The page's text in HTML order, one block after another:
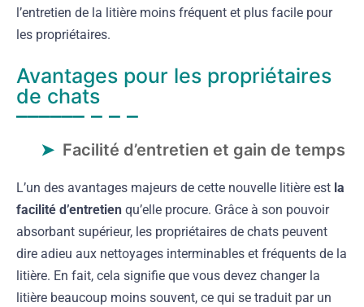
l’entretien de la litière moins fréquent et plus facile pour
les propriétaires.
Avantages pour les propriétaires
de chats
Facilité d’entretien et gain de temps
L’un des avantages majeurs de cette nouvelle litière est la
facilité d’entretien qu’elle procure. Grâce à son pouvoir
absorbant supérieur, les propriétaires de chats peuvent
dire adieu aux nettoyages interminables et fréquents de la
litière. En fait, cela signifie que vous devez changer la
litière beaucoup moins souvent, ce qui se traduit par un